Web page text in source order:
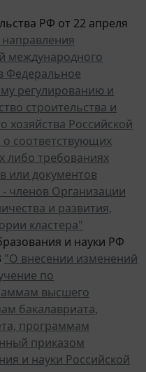
Федеральное
регулированию и
строительства и
Российской
соответствующих
либо требованиях
или документов
членов Организации
и развития,
кластера"
и науки РФ
"О внесении изменений
по
высшего
бакалавриата,
программам
приказом
и науки Российской
2015 г. № 1147"